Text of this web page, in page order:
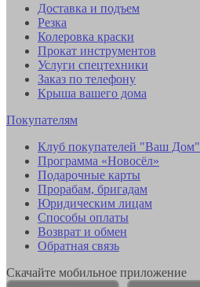
Доставка и подъем
Резка
Колеровка краски
Прокат инструментов
Услуги спецтехники
Заказ по телефону
Крыша вашего дома
Покупателям
Клуб покупателей "Ваш Дом"
Программа «Новосёл»
Подарочные карты
Прорабам, бригадам
Юридическим лицам
Способы оплаты
Возврат и обмен
Обратная связь
Скачайте мобильное приложение